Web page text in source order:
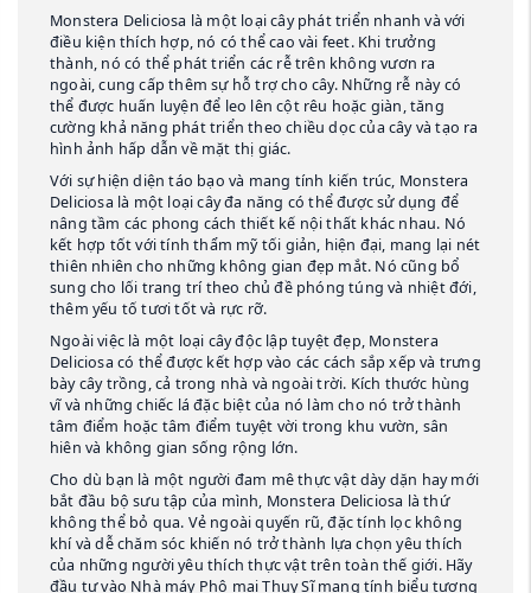
Monstera Deliciosa là một loại cây phát triển nhanh và với
điều kiện thích hợp, nó có thể cao vài feet. Khi trưởng
thành, nó có thể phát triển các rễ trên không vươn ra
ngoài, cung cấp thêm sự hỗ trợ cho cây. Những rễ này có
thể được huấn luyện để leo lên cột rêu hoặc giàn, tăng
cường khả năng phát triển theo chiều dọc của cây và tạo ra
hình ảnh hấp dẫn về mặt thị giác.
Với sự hiện diện táo bạo và mang tính kiến ​​trúc, Monstera
Deliciosa là một loại cây đa năng có thể được sử dụng để
nâng tầm các phong cách thiết kế nội thất khác nhau. Nó
kết hợp tốt với tính thẩm mỹ tối giản, hiện đại, mang lại nét
thiên nhiên cho những không gian đẹp mắt. Nó cũng bổ
sung cho lối trang trí theo chủ đề phóng túng và nhiệt đới,
thêm yếu tố tươi tốt và rực rỡ.
Ngoài việc là một loại cây độc lập tuyệt đẹp, Monstera
Deliciosa có thể được kết hợp vào các cách sắp xếp và trưng
bày cây trồng, cả trong nhà và ngoài trời. Kích thước hùng
vĩ và những chiếc lá đặc biệt của nó làm cho nó trở thành
tâm điểm hoặc tâm điểm tuyệt vời trong khu vườn, sân
hiên và không gian sống rộng lớn.
Cho dù bạn là một người đam mê thực vật dày dặn hay mới
bắt đầu bộ sưu tập của mình, Monstera Deliciosa là thứ
không thể bỏ qua. Vẻ ngoài quyến rũ, đặc tính lọc không
khí và dễ chăm sóc khiến nó trở thành lựa chọn yêu thích
của những người yêu thích thực vật trên toàn thế giới. Hãy
đầu tư vào Nhà máy Phô mai Thụy Sĩ mang tính biểu tượng